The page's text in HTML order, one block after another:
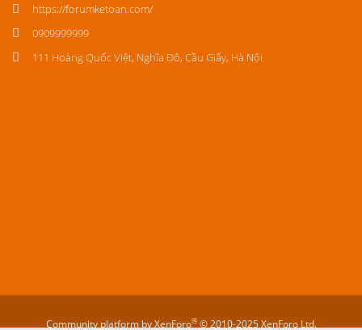
https://forumketoan.com/
0909999999
111 Hoàng Quốc Việt, Nghĩa Đô, Cầu Giấy, Hà Nội
Community platform by XenForo® © 2010-2025 XenForo Ltd.